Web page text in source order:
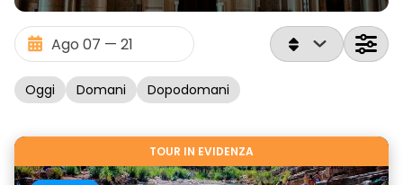
Oggi Domani Dopodomani
TOUR IN EVIDENZA